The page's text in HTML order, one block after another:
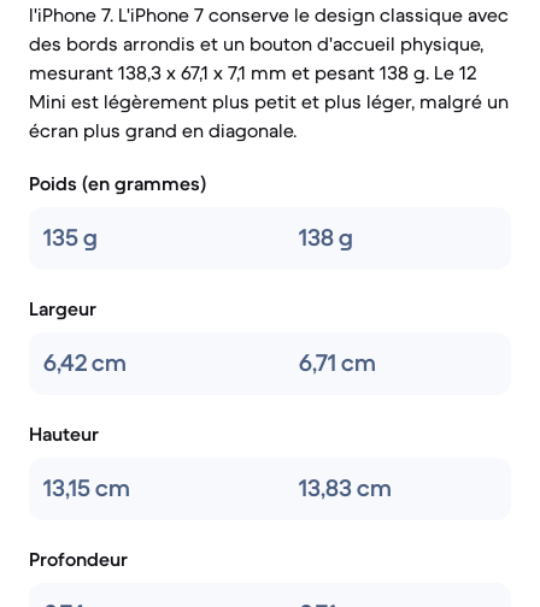
l'iPhone 7. L'iPhone 7 conserve le design classique avec
des bords arrondis et un bouton d'accueil physique,
mesurant 138,3 x 67,1 x 7,1 mm et pesant 138 g. Le 12
Mini est légèrement plus petit et plus léger, malgré un
écran plus grand en diagonale.
Poids (en grammes)
135 g 138 g
Largeur
6,42 cm 6,71 cm
Hauteur
13,15 cm 13,83 cm
Profondeur